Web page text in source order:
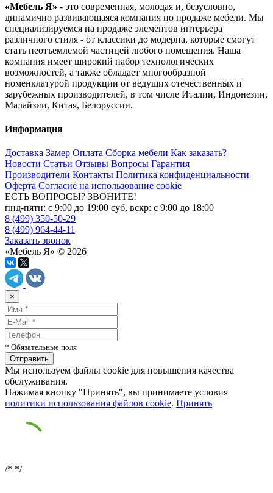
«Мебель Я» - это современная, молодая и, безусловно,
динамично развивающаяся компания по продаже мебели. Мы
специализируемся на продаже элементов интерьера
различного стиля - от классики до модерна, которые смогут
стать неотъемлемой частицей любого помещения. Наша
компания имеет широкий набор технологических
возможностей, а также обладает многообразной
номенклатурой продукции от ведущих отечественных и
зарубежных производителей, в том числе Италии, Индонезии,
Малайзии, Китая, Белоруссии.
Информация
Доставка Замер Оплата Сборка мебели Как заказать?
Новости Статьи Отзывы Вопросы Гарантия
Производители Контакты Политика конфиденциальности
Оферта Согласие на использование cookie
ЕСТЬ ВОПРОСЫ? ЗВОНИТЕ!
пнд-пятн: с 9:00 до 19:00 суб, вскр: с 9:00 до 18:00
8 (499) 350-50-29
8 (499) 964-44-11
Заказать звонок
«Мебель Я» © 2026
×
* Обязательные поля
Мы используем файлы cookie для повышения качества
обслуживания.
Нажимая кнопку "Принять", вы принимаете условия
политики использования файлов cookie. Принять
/* */